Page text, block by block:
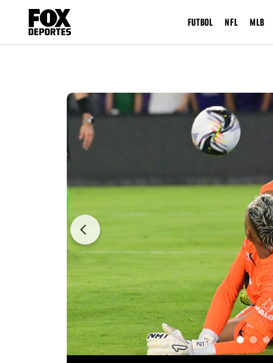
FUTBOL NFL MLB
Previous